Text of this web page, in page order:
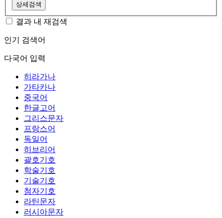
상세검색
결과 내 재검색
인기 검색어
다국어 입력
히라가나
가타카나
중국어
한글고어
그리스문자
프랑스어
독일어
히브리어
괄호기호
학술기호
기술기호
첨자기호
라틴문자
러시아문자